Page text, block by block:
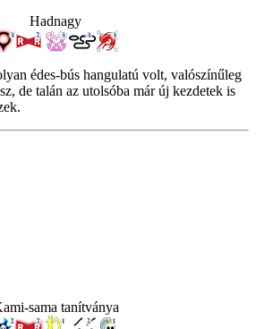
Hadnagy
édes-bús hangulatú volt, valószínűleg
de talán az utolsóba már új kezdetek is
sama tanítványa